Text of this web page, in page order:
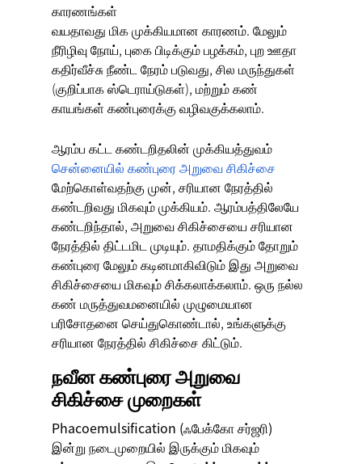
காரணங்கள்
வயதாவது மிக முக்கியமான காரணம். மேலும்
நீரிழிவு நோய், புகை பிடிக்கும் பழக்கம், புற ஊதா
கதிர்வீச்சு நீண்ட நேரம் படுவது, சில மருந்துகள்
(குறிப்பாக ஸ்டெராய்டுகள்), மற்றும் கண்
காயங்கள் கண்புரைக்கு வழிவகுக்கலாம்.
ஆரம்ப கட்ட கண்டறிதலின் முக்கியத்துவம்
சென்னையில் கண்புரை அறுவை சிகிச்சை
மேற்கொள்வதற்கு முன், சரியான நேரத்தில்
கண்டறிவது மிகவும் முக்கியம். ஆரம்பத்திலேயே
கண்டறிந்தால், அறுவை சிகிச்சையை சரியான
நேரத்தில் திட்டமிட முடியும். தாமதிக்கும் தோறும்
கண்புரை மேலும் கடினமாகிவிடும் இது அறுவை
சிகிச்சையை மிகவும் சிக்கலாக்கலாம். ஒரு நல்ல
கண் மருத்துவமனையில் முழுமையான
பரிசோதனை செய்துகொண்டால், உங்களுக்கு
சரியான நேரத்தில் சிகிச்சை கிட்டும்.
நவீன கண்புரை அறுவை
சிகிச்சை முறைகள்
Phacoemulsification (ஃபேக்கோ சர்ஜரி)
இன்று நடைமுறையில் இருக்கும் மிகவும்